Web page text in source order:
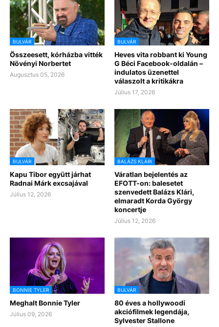
BULVÁR
Összeesett, kórházba vitték
Növényi Norbertet
Augusztus 05, 2026
BULVÁR
Heves vita robbant ki Young
G Béci Facebook-oldalán –
indulatos üzenettel
válaszolt a kritikákra
Július 17, 2026
BULVÁR
Kapu Tibor együtt járhat
Radnai Márk excsajával
Július 12, 2026
BALÁZS KLÁRI
Váratlan bejelentés az
EFOTT-on: balesetet
szenvedett Balázs Klári,
elmaradt Korda György
koncertje
Július 12, 2026
BONNIE TYLER
Meghalt Bonnie Tyler
Július 09, 2026
BULVÁR
80 éves a hollywoodi
akciófilmek legendája,
Sylvester Stallone